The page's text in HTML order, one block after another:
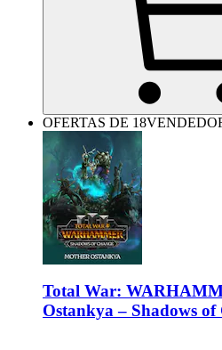
OFERTAS DE
Total War:
Ostankya – Shadows of